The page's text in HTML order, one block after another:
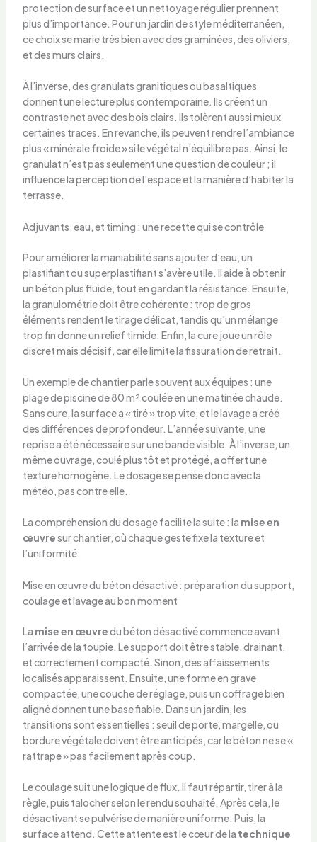
protection de surface et un nettoyage régulier prennent
plus d’importance. Pour un jardin de style méditerranéen,
ce choix se marie très bien avec des graminées, des oliviers,
et des murs clairs.
À l’inverse, des granulats granitiques ou basaltiques
donnent une lecture plus contemporaine. Ils créent un
contraste net avec des bois clairs. Ils tolèrent aussi mieux
certaines traces. En revanche, ils peuvent rendre l’ambiance
plus « minérale froide » si le végétal n’équilibre pas. Ainsi, le
granulat n’est pas seulement une question de couleur ; il
influence la perception de l’espace et la manière d’habiter la
terrasse.
Adjuvants, eau, et timing : une recette qui se contrôle
Pour améliorer la maniabilité sans ajouter d’eau, un
plastifiant ou superplastifiant s’avère utile. Il aide à obtenir
un béton plus fluide, tout en gardant la résistance. Ensuite,
la granulométrie doit être cohérente : trop de gros
éléments rendent le tirage délicat, tandis qu’un mélange
trop fin donne un relief timide. Enfin, la cure joue un rôle
discret mais décisif, car elle limite la fissuration de retrait.
Un exemple de chantier parle souvent aux équipes : une
plage de piscine de 80 m² coulée en une matinée chaude.
Sans cure, la surface a « tiré » trop vite, et le lavage a créé
des différences de profondeur. L’année suivante, une
reprise a été nécessaire sur une bande visible. À l’inverse, un
même ouvrage, coulé plus tôt et protégé, a offert une
texture homogène. Le dosage se pense donc avec la
météo, pas contre elle.
La compréhension du dosage facilite la suite : la mise en
œuvresur chantier, où chaque geste fixe la texture et
l’uniformité.
Mise en œuvre du béton désactivé : préparation du support,
coulage et lavage au bon moment
La mise en œuvredu béton désactivé commence avant
l’arrivée de la toupie. Le support doit être stable, drainant,
et correctement compacté. Sinon, des affaissements
localisés apparaissent. Ensuite, une forme en grave
compactée, une couche de réglage, puis un coffrage bien
aligné donnent une base fiable. Dans un jardin, les
transitions sont essentielles : seuil de porte, margelle, ou
bordure végétale doivent être anticipés, car le béton ne se «
rattrape » pas facilement après coup.
Le coulage suit une logique de flux. Il faut répartir, tirer à la
règle, puis talocher selon le rendu souhaité. Après cela, le
désactivant se pulvérise de manière uniforme. Puis, la
surface attend. Cette attente est le cœur de la technique